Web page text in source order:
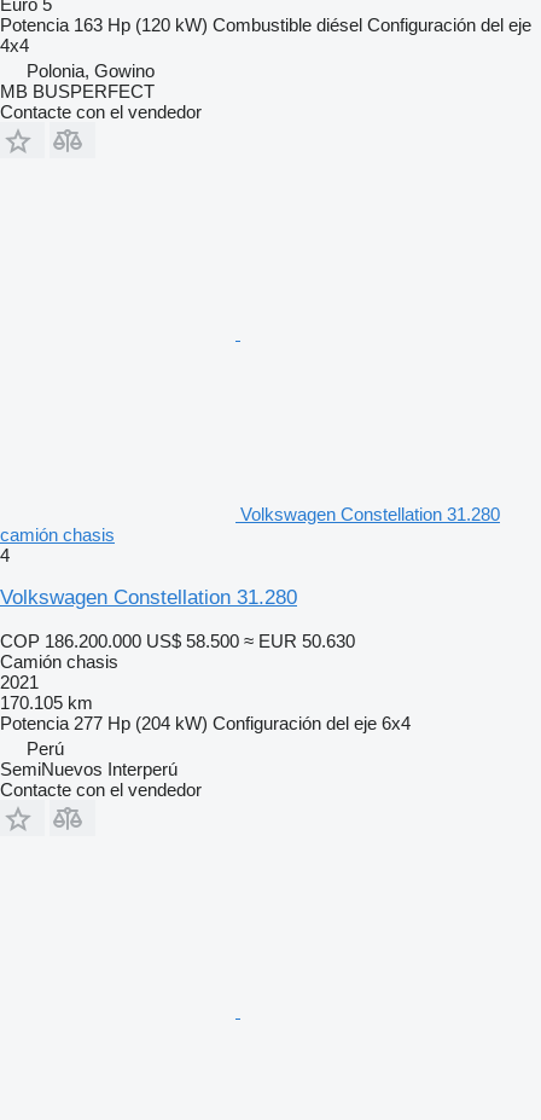
Euro 5
Potencia 163 Hp (120 kW) Combustible diésel Configuración del eje
4x4
Polonia, Gowino
MB BUSPERFECT
Contacte con el vendedor
Volkswagen Constellation 31.280
camión chasis
4
Volkswagen Constellation 31.280
COP 186.200.000 US$ 58.500 ≈ EUR 50.630
Camión chasis
2021
170.105 km
Potencia 277 Hp (204 kW) Configuración del eje 6x4
Perú
SemiNuevos Interperú
Contacte con el vendedor